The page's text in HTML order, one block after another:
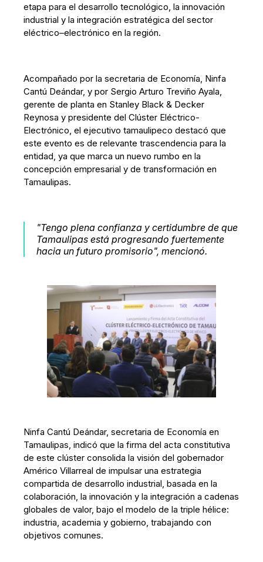
etapa para el desarrollo tecnológico, la innovación
industrial y la integración estratégica del sector
eléctrico–electrónico en la región.
Acompañado por la secretaria de Economía, Ninfa
Cantú Deándar, y por Sergio Arturo Treviño Ayala,
gerente de planta en Stanley Black & Decker
Reynosa y presidente del Clúster Eléctrico-
Electrónico, el ejecutivo tamaulipeco destacó que
este evento es de relevante trascendencia para la
entidad, ya que marca un nuevo rumbo en la
concepción empresarial y de transformación en
Tamaulipas.
"Tengo plena confianza y certidumbre de que
Tamaulipas está progresando fuertemente
hacia un futuro promisorio", mencionó.
Ninfa Cantú Deándar, secretaria de Economía en
Tamaulipas, indicó que la firma del acta constitutiva
de este clúster consolida la visión del gobernador
Américo Villarreal de impulsar una estrategia
compartida de desarrollo industrial, basada en la
colaboración, la innovación y la integración a cadenas
globales de valor, bajo el modelo de la triple hélice:
industria, academia y gobierno, trabajando con
objetivos comunes.